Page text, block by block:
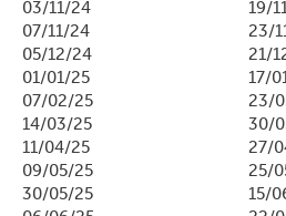
03/11/24
19/
07/11/24
23/
05/12/24
21/
01/01/25
17/
07/02/25
23/
14/03/25
30/
11/04/25
27/
09/05/25
25/
30/05/25
15/